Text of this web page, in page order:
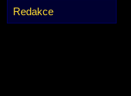
Redakce